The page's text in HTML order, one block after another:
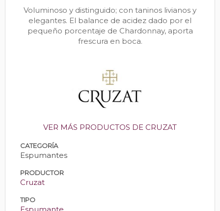
Voluminoso y distinguido; con taninos livianos y
elegantes. El balance de acidez dado por el
pequeño porcentaje de Chardonnay, aporta
frescura en boca.
VER MÁS PRODUCTOS DE CRUZAT
CATEGORÍA
Espumantes
PRODUCTOR
Cruzat
TIPO
Espumante